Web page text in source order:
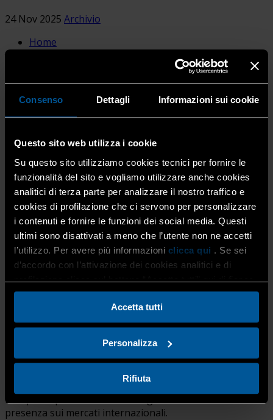
Consenso Dettagli Informazioni sui cookie
Questo sito web utilizza i cookie
Su questo sito utilizziamo cookies tecnici per fornire le
funzionalità del sito e vogliamo utilizzare anche cookies
analitici di terza parte per analizzare il nostro traffico e
cookies di profilazione che ci servono per personalizzare
i contenuti e fornire le funzioni dei social media. Questi
ultimi sono disattivati a meno che l’utente non ne accetti
l’utilizzo. Per avere più informazioni clicca qui . Se sei
d’accordo con l’attivazione dei cookies analitici e di
profilazione clicca sul bottone “Accetta tutti” qui di fianco.
Accetta tutti
Personalizza
Rifiuta
24 Nov 2025 Archivio
Home
Conferenza Nazionale dell’Export...
dellaConferenza Nazionale dell’Export e
dell’Internazionalizzazione delle Impreseche si terrà
il Centro Congressi Stella Polare di Fiera Milano.
La Conferenza, promossa dal Vice Presidente del
Consiglio e Ministro degli Affari Esteri e della
Cooperazione Internazionale, Antonio Tajani, e
realizzata in collaborazione con Agenzia ICE, CDP, SACE e
SIMEST, intende promuovere il dialogo tra il Sistema
Italia e le imprese per elaborare risposte efficaci alle sfide
del commercio internazionale e rafforzare la proiezione
dell’Italia nel mondo, in linea con gli obiettivi delPiano
All’evento interverranno tutte le Ambasciatrici e
gli Ambasciatori italiani nel mondo che, insieme
ai Direttori degli Uffici ICE all’estero e con l’assistenza
di rappresentanti di CDP, SACE e SIMEST, incontreranno
le imprese per ascoltarne le esigenze e sostenerne la
presenza sui mercati internazionali.